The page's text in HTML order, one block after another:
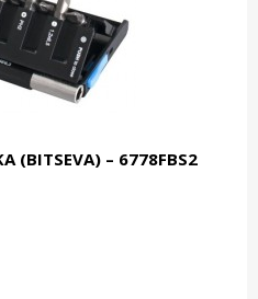
(BITSEVA) – 6778FBS2